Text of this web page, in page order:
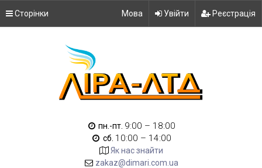
Сторінки Мова Увійти Реєстрація
пн.-пт. 9:00 – 18:00
сб. 10:00 – 14:00
Як нас знайти
zakaz@dimari.com.ua